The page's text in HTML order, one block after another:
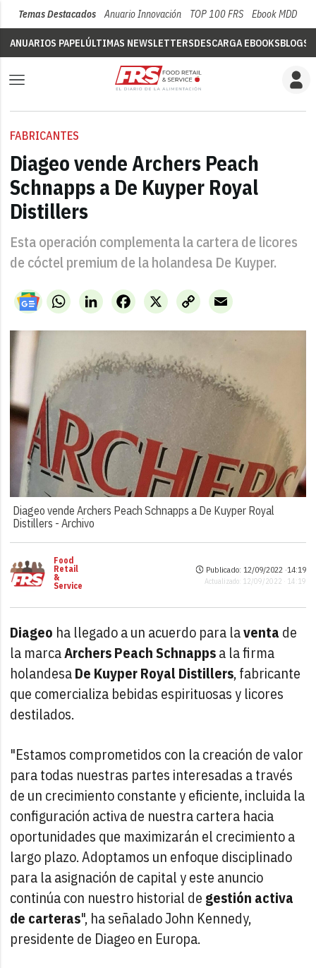
Temas Destacados Anuario Innovación TOP 100 FRS Ebook MDD
ANUARIOS PAPELÚLTIMAS NEWSLETTERSDESCARGA EBOOKSBLOGS
FABRICANTES
Diageo vende Archers Peach
Schnapps a De Kuyper Royal
Distillers
Esta operación complementa la cartera de licores
de cóctel premium de la holandesa De Kuyper.
WhatsAppLinkedIn X
Facebook
Copy
Link
Email
Diageo vende Archers Peach Schnapps a De Kuyper Royal
Distillers -Archivo
Food
Retail
&
Service
Publicado: 12/09/2022 ·14:19
Actualizado: 12/09/2022 · 14:19
Diageo ha llegado a un acuerdo para laventa de
la marcaArchers Peach Schnappsa la firma
holandesaDe Kuyper Royal Distillers, fabricante
que comercializa bebidas espirituosas y licores
destilados.
"Estamos comprometidos con la creación de valor
para todas nuestras partes interesadas a través
de un crecimiento constante y eficiente, incluida la
configuración activa de nuestra cartera hacia
oportunidades que maximizarán el crecimiento a
largo plazo. Adoptamos un enfoque disciplinado
para la asignación de capital y este anuncio
continúa con nuestro historial de gestión activa
de carteras", ha señalado John Kennedy,
presidente de Diageo en Europa.